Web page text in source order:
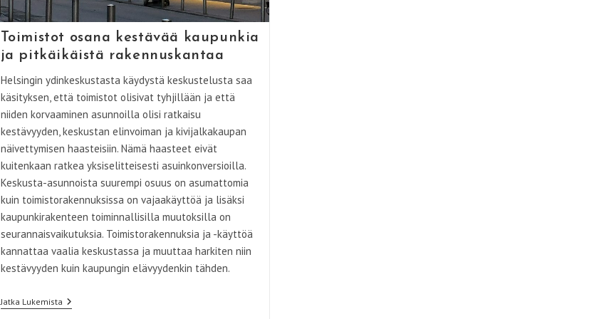
Toimistot osana kestävää kaupunkia
ja pitkäikäistä rakennuskantaa
Helsingin ydinkeskustasta käydystä keskustelusta saa
käsityksen, että toimistot olisivat tyhjillään ja että
niiden korvaaminen asunnoilla olisi ratkaisu
kestävyyden, keskustan elinvoiman ja kivijalkakaupan
näivettymisen haasteisiin. Nämä haasteet eivät
kuitenkaan ratkea yksiselitteisesti asuinkonversioilla.
Keskusta-asunnoista suurempi osuus on asumattomia
kuin toimistorakennuksissa on vajaakäyttöä ja lisäksi
kaupunkirakenteen toiminnallisilla muutoksilla on
seurannaisvaikutuksia. Toimistorakennuksia ja -käyttöä
kannattaa vaalia keskustassa ja muuttaa harkiten niin
kestävyyden kuin kaupungin elävyydenkin tähden.
Jatka LukemistaToimistot
Osana